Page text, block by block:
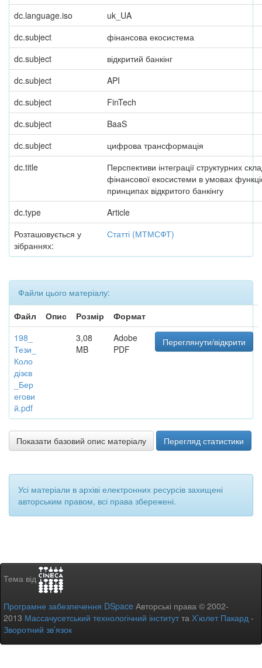
dc.language.iso
uk_UA
dc.subject
фінансова екосистема
dc.subject
відкритий банкінг
dc.subject
API
dc.subject
FinTech
dc.subject
BaaS
dc.subject
цифрова трансформація
dc.title
Перспективи інтеграції структурних
фінансової екосистеми в умовах
принципах відкритого банкінгу
dc.type
Article
Розташовується у
зібраннях:
Статті (МТМСФТ)
Файли цього матеріалу:
Файл
Опис Розмір
Формат
198_
Тези_
Коло
дізєв
_Бер
егови
й.pdf
3,08
MB
Adobe
PDF
Переглянути/відкрити
Показати базовий опис матеріалу Перегляд статистики
Усі матеріали в архіві електронних ресурсів захищені
авторським правом, всі права збережені.
Тема від
Програмне забезпечення DSpace Авторські права © 2002-
2013 Массачусетський технологічний інститутта Х’юлет Пакард -
Зворотний зв’язок